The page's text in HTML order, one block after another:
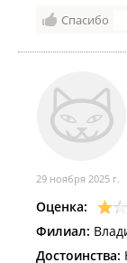
филиал внес
На
так же
предъявив
повышать
У меня
они правы, а
У Домовита
Спасибо
29 ноября 2025 г.
Оценка:
Филиал:
Достоинства: